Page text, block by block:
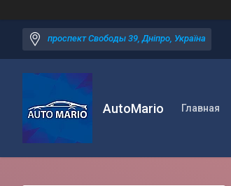
проспект Свободы 39, Дніпро, Україна
AutoMario Главная